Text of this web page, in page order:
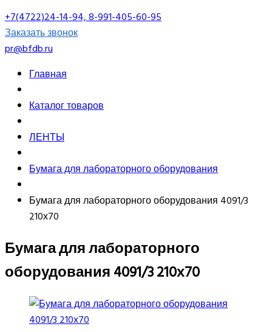
+7(4722)24-14-94, 8-991-405-60-95
Заказать звонок
pr@bfdb.ru
Главная
Каталог товаров
ЛЕНТЫ
Бумага для лабораторного оборудования
Бумага для лабораторного оборудования 4091/3
210х70
Бумага для лабораторного
оборудования 4091/3 210х70